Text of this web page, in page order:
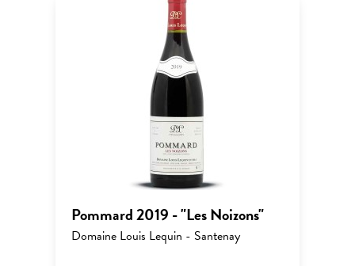
Pommard 2019 - "Les Noizons"
Domaine Louis Lequin - Santenay